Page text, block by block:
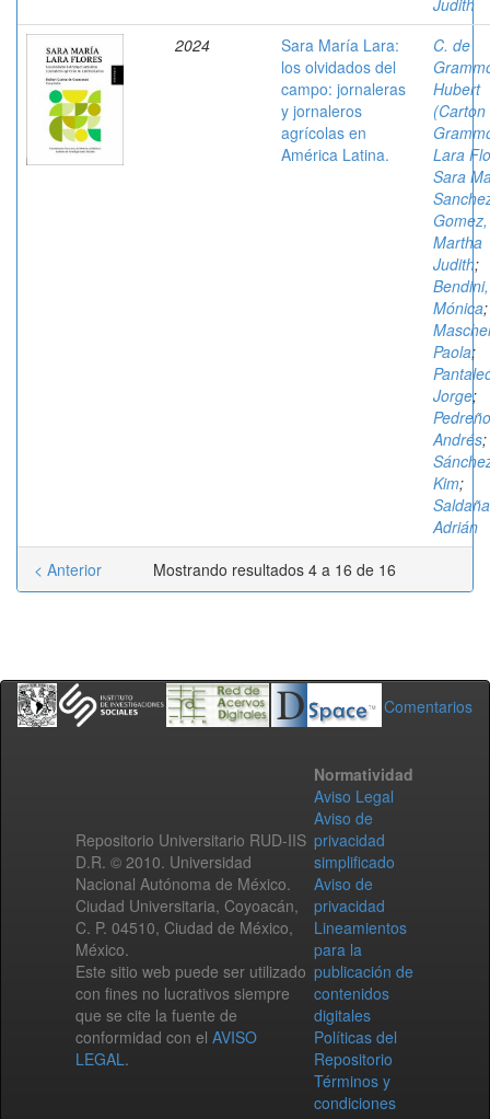
Judith
2024
Sara María Lara:
los olvidados del
campo: jornaleras
y jornaleros
agrícolas en
América Latina.
C. de
Hubert
(Carton
Lara
Sara
Gomez,
Martha
Judith;
Bendini,
Mónica;
Paola;
Jorge;
Andrés;
Kim;
Adrián
Mostrando resultados 4 a 16 de 16
< Anterior
Comentarios
Repositorio Universitario RUD-IIS
D.R. © 2010. Universidad
Nacional Autónoma de México.
Ciudad Universitaria, Coyoacán,
C. P. 04510, Ciudad de México,
México.
Este sitio web puede ser utilizado
con fines no lucrativos siempre
que se cite la fuente de
conformidad con el AVISO
LEGAL.
Normatividad
Aviso Legal
Aviso de
privacidad
simplificado
Aviso de
privacidad
Lineamientos
para la
publicación de
contenidos
digitales
Políticas del
Repositorio
Términos y
condiciones